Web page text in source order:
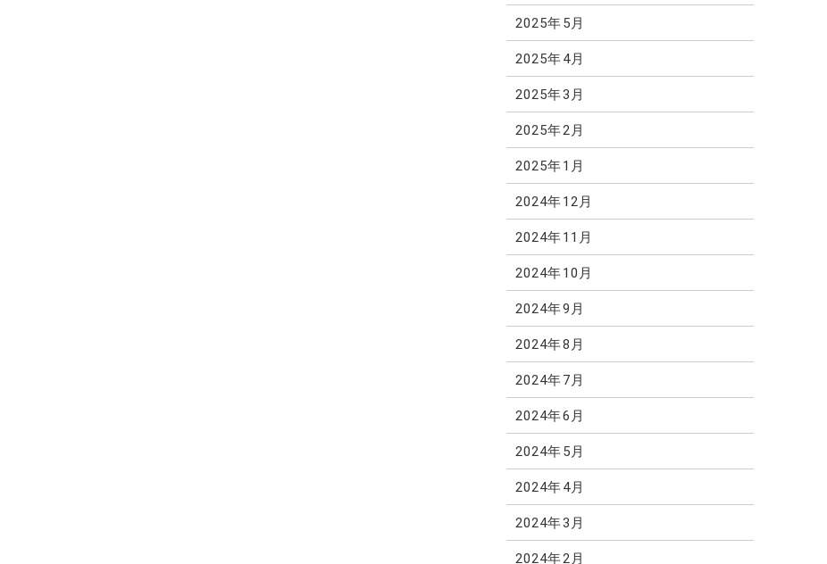
2025年5月
2025年4月
2025年3月
2025年2月
2025年1月
2024年12月
2024年11月
2024年10月
2024年9月
2024年8月
2024年7月
2024年6月
2024年5月
2024年4月
2024年3月
2024年2月